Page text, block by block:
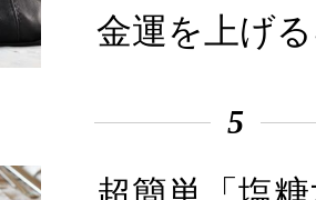
金運を上げ
5